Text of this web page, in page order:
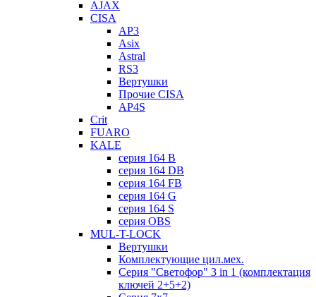
AJAX
CISA
AP3
Asix
Astral
RS3
Вертушки
Прочие CISA
AP4S
Crit
FUARO
KALE
серия 164 B
серия 164 DB
серия 164 FB
серия 164 G
серия 164 S
серия OBS
MUL-T-LOCK
Вертушки
Комплектующие цил.мех.
Серия "Светофор" 3 in 1 (комплектация
ключей 2+5+2)